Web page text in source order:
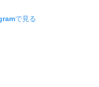
で見る